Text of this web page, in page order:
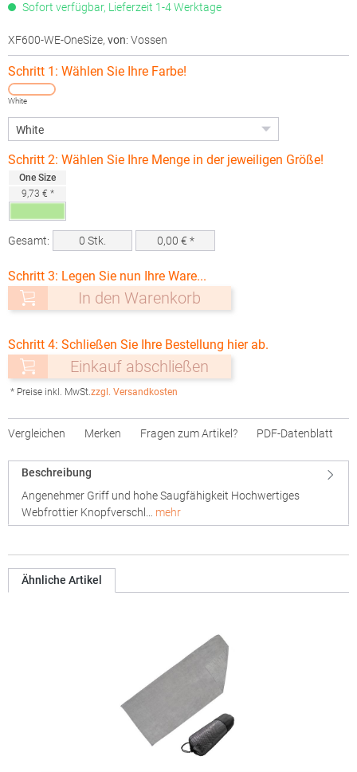
Sofort verfügbar, Lieferzeit 1-4 Werktage
XF600-WE-OneSize, von: Vossen
Schritt 1: Wählen Sie Ihre Farbe!
White
Schritt 2: Wählen Sie Ihre Menge in der jeweiligen Größe!
One Size
9,73 € *
Gesamt: 0 Stk. 0,00 € *
Schritt 3: Legen Sie nun Ihre Ware...
In den Warenkorb
Schritt 4: Schließen Sie Ihre Bestellung hier ab.
Einkauf abschließen
* Preise inkl. MwSt.zzgl. Versandkosten
Vergleichen Merken Fragen zum Artikel? PDF-Datenblatt
Beschreibung
Angenehmer Griff und hohe Saugfähigkeit Hochwertiges
Webfrottier Knopfverschl… mehr
Ähnliche Artikel